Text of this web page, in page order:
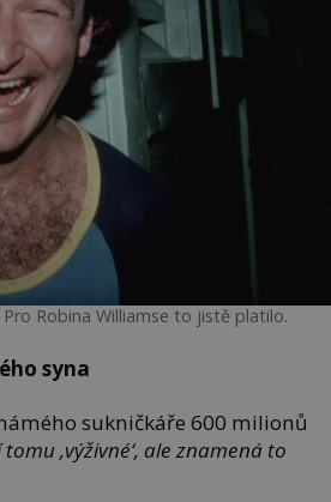
Robina Williamse to jistě platilo.
syna
sukničkáře 600 milionů
‚výživné‘, ale znamená to